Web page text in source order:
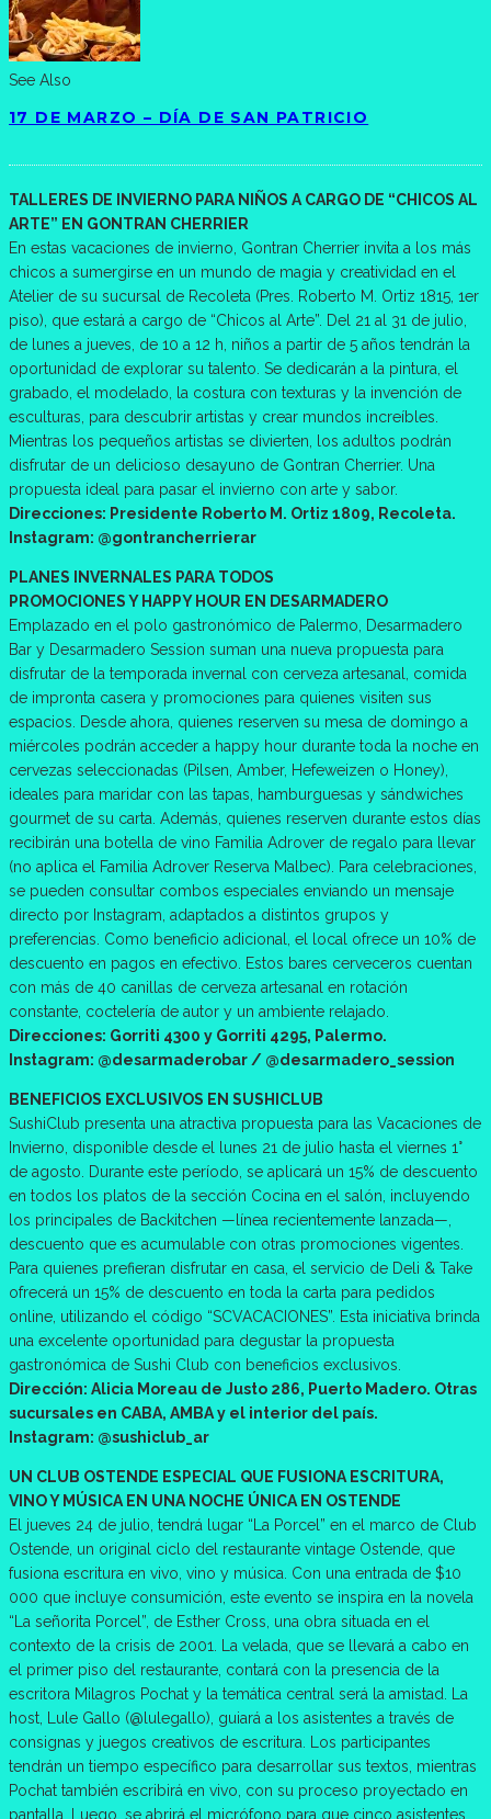
See Also
17 DE MARZO – DÍA DE SAN PATRICIO
TALLERES DE INVIERNO PARA NIÑOS A CARGO DE “CHICOS AL
ARTE” EN GONTRAN CHERRIER
En estas vacaciones de invierno, Gontran Cherrier invita a los más
chicos a sumergirse en un mundo de magia y creatividad en el
Atelier de su sucursal de Recoleta (Pres. Roberto M. Ortiz 1815, 1er
piso), que estará a cargo de “Chicos al Arte”. Del 21 al 31 de julio,
de lunes a jueves, de 10 a 12 h, niños a partir de 5 años tendrán la
oportunidad de explorar su talento. Se dedicarán a la pintura, el
grabado, el modelado, la costura con texturas y la invención de
esculturas, para descubrir artistas y crear mundos increíbles.
Mientras los pequeños artistas se divierten, los adultos podrán
disfrutar de un delicioso desayuno de Gontran Cherrier. Una
propuesta ideal para pasar el invierno con arte y sabor.
Direcciones: Presidente Roberto M. Ortiz 1809, Recoleta.
Instagram: @gontrancherrierar
PLANES INVERNALES PARA TODOS
PROMOCIONES Y HAPPY HOUR EN DESARMADERO
Emplazado en el polo gastronómico de Palermo, Desarmadero
Bar y Desarmadero Session suman una nueva propuesta para
disfrutar de la temporada invernal con cerveza artesanal, comida
de impronta casera y promociones para quienes visiten sus
espacios. Desde ahora, quienes reserven su mesa de domingo a
miércoles podrán acceder a happy hour durante toda la noche en
cervezas seleccionadas (Pilsen, Amber, Hefeweizen o Honey),
ideales para maridar con las tapas, hamburguesas y sándwiches
gourmet de su carta. Además, quienes reserven durante estos días
recibirán una botella de vino Familia Adrover de regalo para llevar
(no aplica el Familia Adrover Reserva Malbec). Para celebraciones,
se pueden consultar combos especiales enviando un mensaje
directo por Instagram, adaptados a distintos grupos y
preferencias. Como beneficio adicional, el local ofrece un 10% de
descuento en pagos en efectivo. Estos bares cerveceros cuentan
con más de 40 canillas de cerveza artesanal en rotación
constante, coctelería de autor y un ambiente relajado.
Direcciones: Gorriti 4300 y Gorriti 4295, Palermo.
Instagram: @desarmaderobar / @desarmadero_session
BENEFICIOS EXCLUSIVOS EN SUSHICLUB
SushiClub presenta una atractiva propuesta para las Vacaciones de
Invierno, disponible desde el lunes 21 de julio hasta el viernes 1°
de agosto. Durante este período, se aplicará un 15% de descuento
en todos los platos de la sección Cocina en el salón, incluyendo
los principales de Backitchen —línea recientemente lanzada—,
descuento que es acumulable con otras promociones vigentes.
Para quienes prefieran disfrutar en casa, el servicio de Deli & Take
ofrecerá un 15% de descuento en toda la carta para pedidos
online, utilizando el código “SCVACACIONES”. Esta iniciativa brinda
una excelente oportunidad para degustar la propuesta
gastronómica de Sushi Club con beneficios exclusivos.
Dirección: Alicia Moreau de Justo 286, Puerto Madero. Otras
sucursales en CABA, AMBA y el interior del país.
Instagram: @sushiclub_ar
UN CLUB OSTENDE ESPECIAL QUE FUSIONA ESCRITURA,
VINO Y MÚSICA EN UNA NOCHE ÚNICA EN OSTENDE
El jueves 24 de julio, tendrá lugar “La Porcel” en el marco de Club
Ostende, un original ciclo del restaurante vintage Ostende, que
fusiona escritura en vivo, vino y música. Con una entrada de $10
000 que incluye consumición, este evento se inspira en la novela
“La señorita Porcel”, de Esther Cross, una obra situada en el
contexto de la crisis de 2001. La velada, que se llevará a cabo en
el primer piso del restaurante, contará con la presencia de la
escritora Milagros Pochat y la temática central será la amistad. La
host, Lule Gallo (@lulegallo), guiará a los asistentes a través de
consignas y juegos creativos de escritura. Los participantes
tendrán un tiempo específico para desarrollar sus textos, mientras
Pochat también escribirá en vivo, con su proceso proyectado en
pantalla. Luego, se abrirá el micrófono para que cinco asistentes